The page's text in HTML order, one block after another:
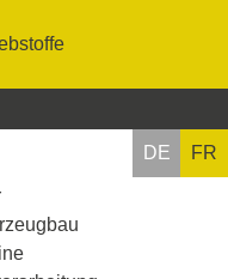
DE FR